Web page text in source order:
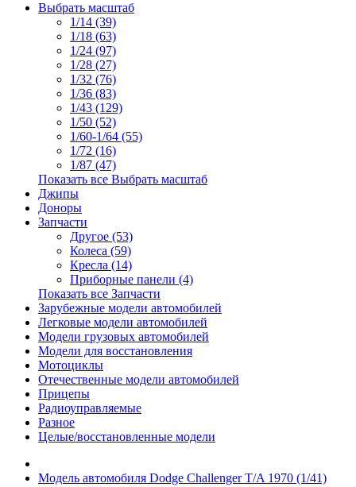
Выбрать масштаб
1/14 (39)
1/18 (63)
1/24 (97)
1/28 (27)
1/32 (76)
1/36 (83)
1/43 (129)
1/50 (52)
1/60-1/64 (55)
1/72 (16)
1/87 (47)
Показать все Выбрать масштаб
Джипы
Доноры
Запчасти
Другое (53)
Колеса (59)
Кресла (14)
Приборные панели (4)
Показать все Запчасти
Зарубежные модели автомобилей
Легковые модели автомобилей
Модели грузовых автомобилей
Модели для восстановления
Мотоциклы
Отечественные модели автомобилей
Прицепы
Радиоуправляемые
Разное
Целые/восстановленные модели
Модель автомобиля Dodge Challenger T/A 1970 (1/41)